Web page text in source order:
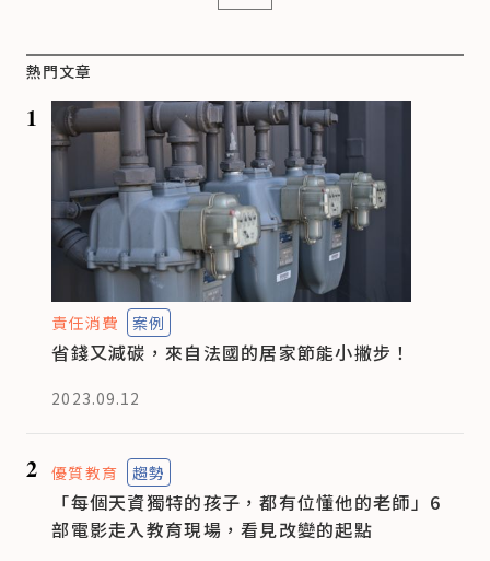
熱門文章
1
責任消費 案例
省錢又減碳，來自法國的居家節能小撇步！
2023.09.12
2 優質教育 趨勢
「每個天資獨特的孩子，都有位懂他的老師」6
部電影走入教育現場，看見改變的起點